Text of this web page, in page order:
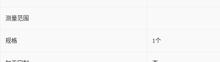
测量范围
规格 1个